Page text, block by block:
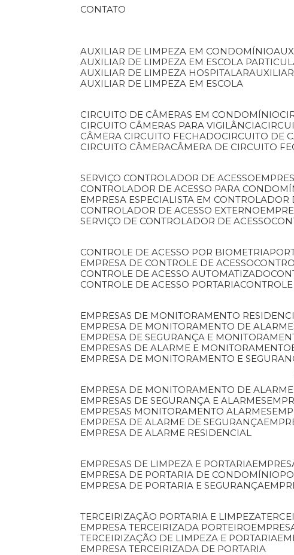
CONTATO
AUXILIAR DE LIMPEZA EM CONDOMÍNIO
AUXILIAR DE LIMPEZA EM ESCOLA
AUXILIAR DE LIMPEZA HOSPITALAR
AUXILIAR DE LIMPEZA EM ESCOLA
CIRCUITO DE CÂMERAS EM CONDOMÍNIO
CIRCUITO CÂMERAS PARA VIGILÂNCIA
CÂMERA CIRCUITO FECHADO
CIRCUITO DE
CIRCUITO CÂMERA
CÂMERA DE CIRCUITO
SERVIÇO CONTROLADOR DE ACESSO
CONTROLADOR DE ACESSO PARA
EMPRESA ESPECIALISTA EM CONTROLADOR
CONTROLADOR DE ACESSO EXTERNO
SERVIÇO DE CONTROLADOR DE ACESSO
CONTROLE DE ACESSO POR BIOMETRIA
EMPRESA DE CONTROLE DE ACESSO
CONTROLE DE ACESSO AUTOMATIZADO
CONTROLE DE ACESSO PORTARIA
EMPRESAS DE MONITORAMENTO
EMPRESA DE MONITORAMENTO DE
EMPRESA DE SEGURANÇA E
EMPRESAS DE ALARME E MONITORAMENTO
EMPRESA DE MONITORAMENTO E
EMPRESA DE MONITORAMENTO DE
EMPRESAS DE SEGURANÇA E ALARMES
EMPRESAS MONITORAMENTO ALARMES
EMPRESA DE ALARME DE SEGURANÇA
EMPRESA DE ALARME RESIDENCIAL
EMPRESAS DE LIMPEZA E PORTARIA
EMPRESA DE PORTARIA DE CONDOMÍNIO
EMPRESA DE PORTARIA E SEGURANÇA
TERCEIRIZAÇÃO PORTARIA E LIMPEZA
EMPRESA TERCEIRIZADA PORTEIRO
TERCEIRIZAÇÃO DE LIMPEZA E PORTARIA
EMPRESA TERCEIRIZADA DE PORTARIA